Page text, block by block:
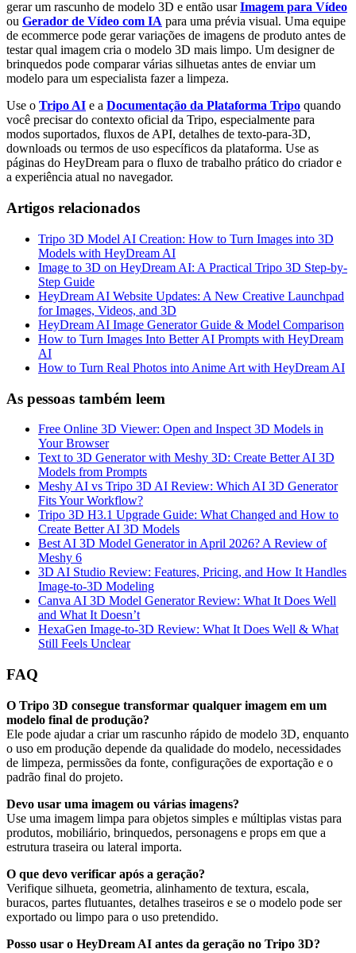
gerar um rascunho de modelo 3D e então usarImagem para Vídeo
ou Gerador de Vídeo com IA para uma prévia visual. Uma equipe
de ecommerce pode gerar variações de imagens de produto antes de
testar qual imagem cria o modelo 3D mais limpo. Um designer de
brinquedos pode comparar várias silhuetas antes de enviar um
modelo para um especialista fazer a limpeza.
Use o Tripo AI e a Documentação da Plataforma Tripo quando
você precisar do contexto oficial da Tripo, especialmente para
modos suportados, fluxos de API, detalhes de texto-para-3D,
downloads ou termos de uso específicos da plataforma. Use as
páginas do HeyDream para o fluxo de trabalho prático do criador e
a experiência atual no navegador.
Artigos relacionados
Tripo 3D Model AI Creation: How to Turn Images into 3D
Models with HeyDream AI
Image to 3D on HeyDream AI: A Practical Tripo 3D Step-by-
Step Guide
HeyDream AI Website Updates: A New Creative Launchpad
for Images, Videos, and 3D
HeyDream AI Image Generator Guide & Model Comparison
How to Turn Images Into Better AI Prompts with HeyDream
AI
How to Turn Real Photos into Anime Art with HeyDream AI
As pessoas também leem
Free Online 3D Viewer: Open and Inspect 3D Models in
Your Browser
Text to 3D Generator with Meshy 3D: Create Better AI 3D
Models from Prompts
Meshy AI vs Tripo 3D AI Review: Which AI 3D Generator
Fits Your Workflow?
Tripo 3D H3.1 Upgrade Guide: What Changed and How to
Create Better AI 3D Models
Best AI 3D Model Generator in April 2026? A Review of
Meshy 6
3D AI Studio Review: Features, Pricing, and How It Handles
Image-to-3D Modeling
Canva AI 3D Model Generator Review: What It Does Well
and What It Doesn’t
HexaGen Image-to-3D Review: What It Does Well & What
Still Feels Unclear
FAQ
O Tripo 3D consegue transformar qualquer imagem em um
modelo final de produção?
Ele pode ajudar a criar um rascunho rápido de modelo 3D, enquanto
o uso em produção depende da qualidade do modelo, necessidades
de limpeza, permissões da fonte, configurações de exportação e o
padrão final do projeto.
Devo usar uma imagem ou várias imagens?
Use uma imagem limpa para objetos simples e múltiplas vistas para
produtos, mobiliário, brinquedos, personagens e props em que a
estrutura traseira ou lateral importa.
O que devo verificar após a geração?
Verifique silhueta, geometria, alinhamento de textura, escala,
buracos, partes flutuantes, detalhes traseiros e se o modelo pode ser
exportado ou limpo para o uso pretendido.
Posso usar o HeyDream AI antes da geração no Tripo 3D?